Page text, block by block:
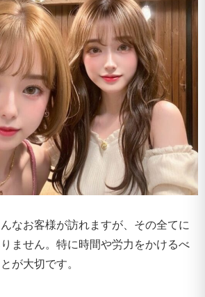
なお客様が訪れますが、その全てに
ません。特に時間や労力をかけるべ
が大切です。